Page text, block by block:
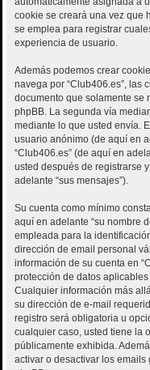
cookie se creará una vez que
se emplea para registrar
experiencia de usuario.
Además podemos crear
navega por “Club406.es”, las
documento que solamente se
phpBB. La segunda vía
mediante lo que usted envía.
usuario anónimo (de aquí en
“Club406.es” (de aquí en
usted después de registrarse
adelante “sus mensajes”).
Su cuenta como mínimo
aquí en adelante “su nombre
empleada para la
dirección de email personal
información de su cuenta en
protección de datos
Cualquier información más
su dirección de e-mail
registro será obligatoria u
cualquier caso, usted tiene la
públicamente exhibida.
activar o desactivar los